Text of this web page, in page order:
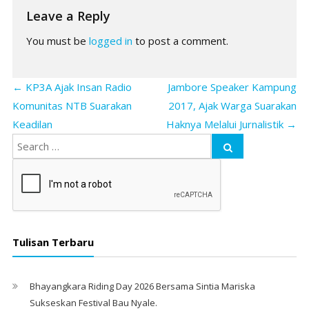
Leave a Reply
You must be logged in to post a comment.
← KP3A Ajak Insan Radio
Komunitas NTB Suarakan
Keadilan
Jambore Speaker Kampung
2017, Ajak Warga Suarakan
Haknya Melalui Jurnalistik →
Tulisan Terbaru
Bhayangkara Riding Day 2026 Bersama Sintia Mariska
Sukseskan Festival Bau Nyale. ‎